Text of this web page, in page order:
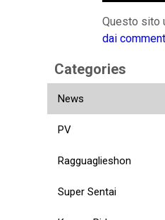
Questo sito
dai
Categories
News
PV
Ragguaglieshon
Super Sentai